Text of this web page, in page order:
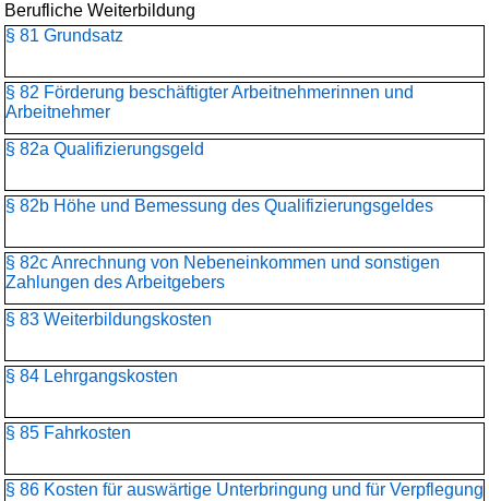
Berufliche Weiterbildung
§ 81 Grundsatz
§ 82 Förderung beschäftigter Arbeitnehmerinnen und
Arbeitnehmer
§ 82a Qualifizierungsgeld
§ 82b Höhe und Bemessung des Qualifizierungsgeldes
§ 82c Anrechnung von Nebeneinkommen und sonstigen
Zahlungen des Arbeitgebers
§ 83 Weiterbildungskosten
§ 84 Lehrgangskosten
§ 85 Fahrkosten
§ 86 Kosten für auswärtige Unterbringung und für Verpflegung